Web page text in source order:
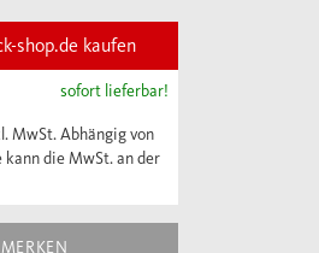
shop.de kaufen
sofort lieferbar!
MwSt. Abhängig von
die MwSt. an der
MERKEN